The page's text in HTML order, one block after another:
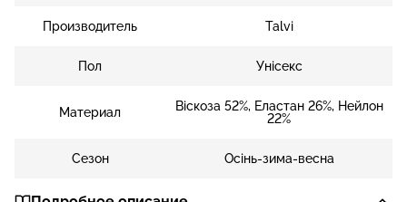
Производитель Talvi
Пол Унісекс
Материал
Віскоза 52%, Еластан 26%, Нейлон
22%
Сезон Осінь-зима-весна